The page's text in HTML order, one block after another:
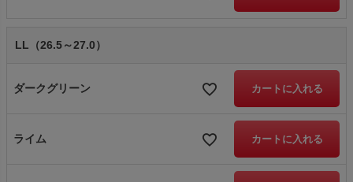
LL（26.5～27.0）
ダークグリーン カートに入れる
ライム カートに入れる